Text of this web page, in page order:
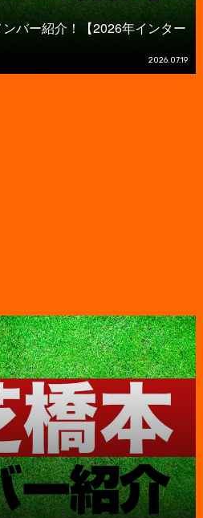
バー紹介！【2026年インター
2026.07.19